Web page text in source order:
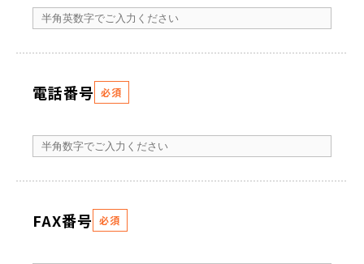
電話番号 必須
FAX番号 必須